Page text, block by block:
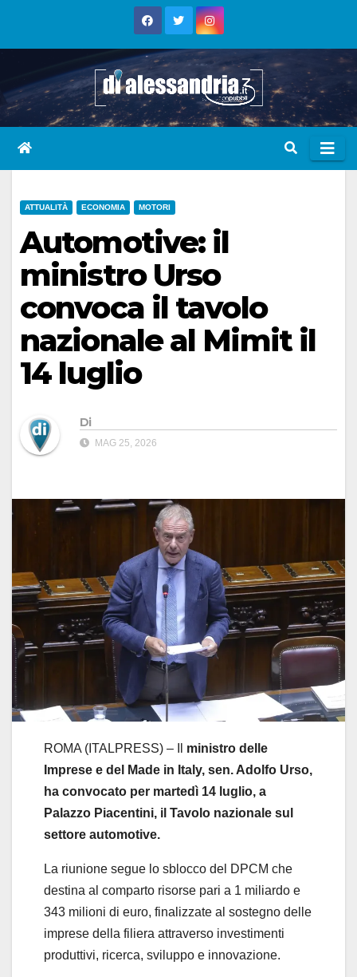
ATTUALITÀ ECONOMIA MOTORI
Automotive: il
ministro Urso
convoca il tavolo
nazionale al Mimit il
14 luglio
Di
MAG 25, 2026
ROMA (ITALPRESS) – Il ministro delle
Imprese e del Made in Italy, sen. Adolfo Urso,
ha convocato per martedì 14 luglio, a
Palazzo Piacentini, il Tavolo nazionale sul
settore automotive.
La riunione segue lo sblocco del DPCM che
destina al comparto risorse pari a 1 miliardo e
343 milioni di euro, finalizzate al sostegno delle
imprese della filiera attraverso investimenti
produttivi, ricerca, sviluppo e innovazione.